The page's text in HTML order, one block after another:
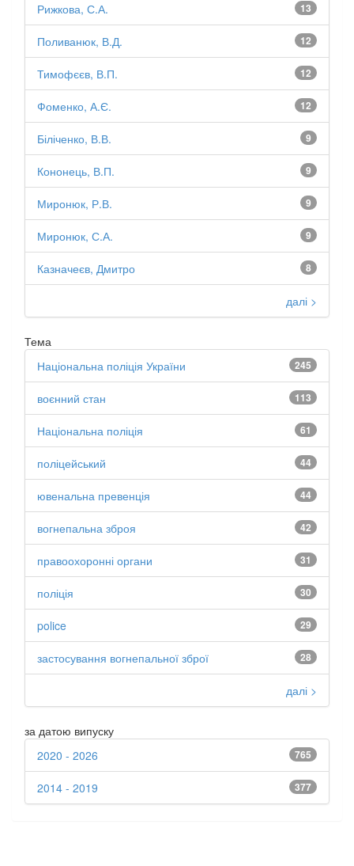
13
Рижкова, С.А.
12
Поливанюк, В.Д.
12
Тимофєєв, В.П.
12
Фоменко, А.Є.
9
Біліченко, В.В.
9
Кононець, В.П.
9
Миронюк, Р.В.
9
Миронюк, С.А.
8
Казначеєв, Дмитро
далі >
Тема
245
Національна поліція України
113
воєнний стан
61
Національна поліція
44
поліцейський
44
ювенальна превенція
42
вогнепальна зброя
31
правоохоронні органи
30
поліція
29
police
28
застосування вогнепальної зброї
далі >
за датою випуску
765
2020 - 2026
377
2014 - 2019